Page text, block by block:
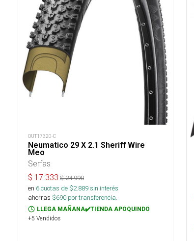
OUT17320-C
Neumatico 29 X 2.1 Sheriff Wire
Meo
Serfas
$ 17.333 $24.990
en 6cuotas de $2.889sin interés
ahorras $690 por transferencia.
LLEGA MAÑANA✔️TIENDA APOQUINDO
+5 Vendidos